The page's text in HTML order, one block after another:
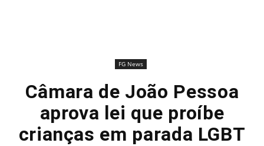
FG News
Câmara de João Pessoa
aprova lei que proíbe
crianças em parada LGBT